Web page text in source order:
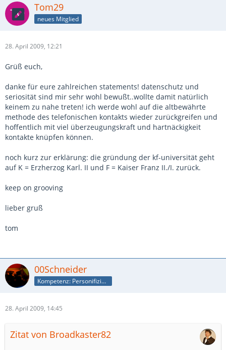
Tom29
neues Mitglied
28. April 2009, 12:21
Grüß euch,
danke für eure zahlreichen statements! datenschutz und
seriosität sind mir sehr wohl bewußt..wollte damit natürlich
keinem zu nahe treten! ich werde wohl auf die altbewährte
methode des telefonischen kontakts wieder zurückgreifen und
hoffentlich mit viel überzeugungskraft und hartnäckigkeit
kontakte knüpfen können.
noch kurz zur erklärung: die gründung der kf-universität geht
auf K = Erzherzog Karl. II und F = Kaiser Franz II./I. zurück.
keep on grooving
lieber gruß
tom
00Schneider
Kompetenz: Personifizierte Suchmaschine
28. April 2009, 14:45
Zitat von Broadkaster82